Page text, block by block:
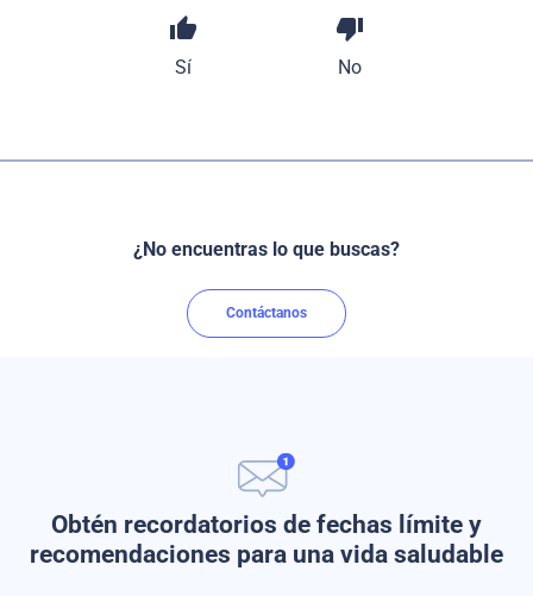
thumb_up
Sí
thumb_down
No
¿No encuentras lo que buscas?
Contáctanos
Obtén recordatorios de fechas límite y
recomendaciones para una vida saludable